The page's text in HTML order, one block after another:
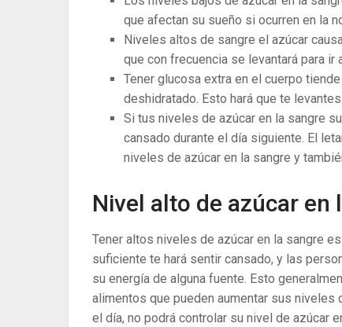
que afectan su sueño si ocurren en la
Niveles altos de sangre el azúcar
que con frecuencia se levantará para ir
Tener glucosa extra en el cuerpo
deshidratado. Esto hará que te
Si tus niveles de azúcar en la sangre
cansado durante el día siguiente. El
niveles de azúcar en la sangre y
Nivel alto de azúcar en
Tener altos niveles de azúcar en la sangre
suficiente te hará sentir cansado, y las
su energía de alguna fuente. Esto
alimentos que pueden aumentar sus niveles
el día, no podrá controlar su nivel de azúcar